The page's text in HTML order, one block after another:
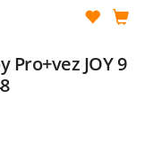
Pro+vez JOY 9